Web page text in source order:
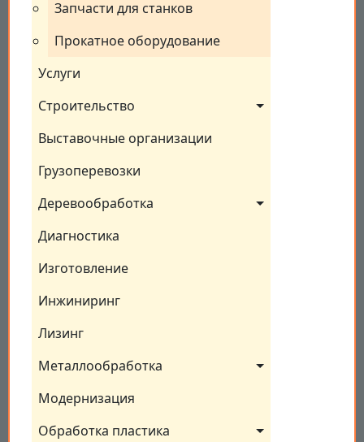
Запчасти для станков
Прокатное оборудование
Услуги
Строительство
Выставочные организации
Грузоперевозки
Деревообработка
Диагностика
Изготовление
Инжиниринг
Лизинг
Металлообработка
Модернизация
Обработка пластика